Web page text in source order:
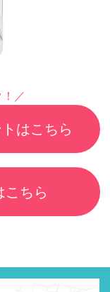
／
はこちら
こちら